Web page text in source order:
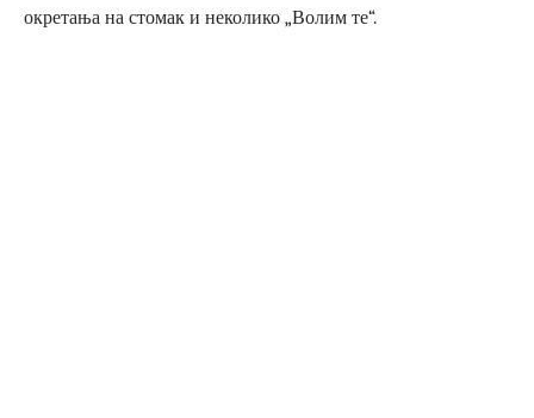
окретања на стомак и неколико „Волим те“.